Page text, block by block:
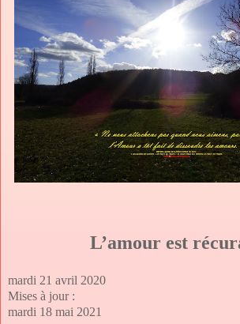
L’amour est
mardi 21 avril 2020
Mises à jour :
mardi 18 mai 2021